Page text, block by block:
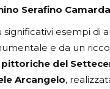
Serafino Camarda
esempi di
e da un
del
Arcangelo,